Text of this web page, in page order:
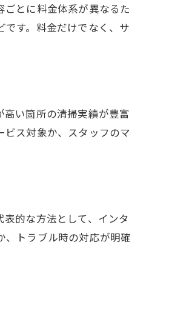
とに料金体系が異なるた
す。料金だけでなく、サ
い箇所の清掃実績が豊富
ス対象か、スタッフのマ
的な方法として、インタ
、トラブル時の対応が明確